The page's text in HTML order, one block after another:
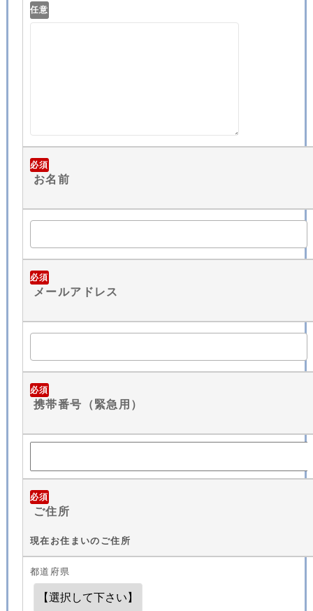
任意
必須
お名前
必須
メールアドレス
必須
携帯番号（緊急用）
必須
ご住所
現在お住まいのご住所
都道府県